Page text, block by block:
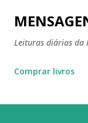
Leituras diárias da
Comprar livros